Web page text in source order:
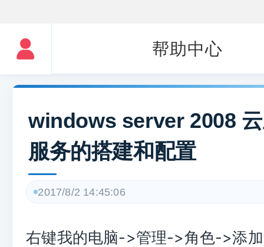
帮助中心
windows server 2008
服务的搭建和配置
2017/8/2 14:45:06
右键我的电脑->管理->角色->添